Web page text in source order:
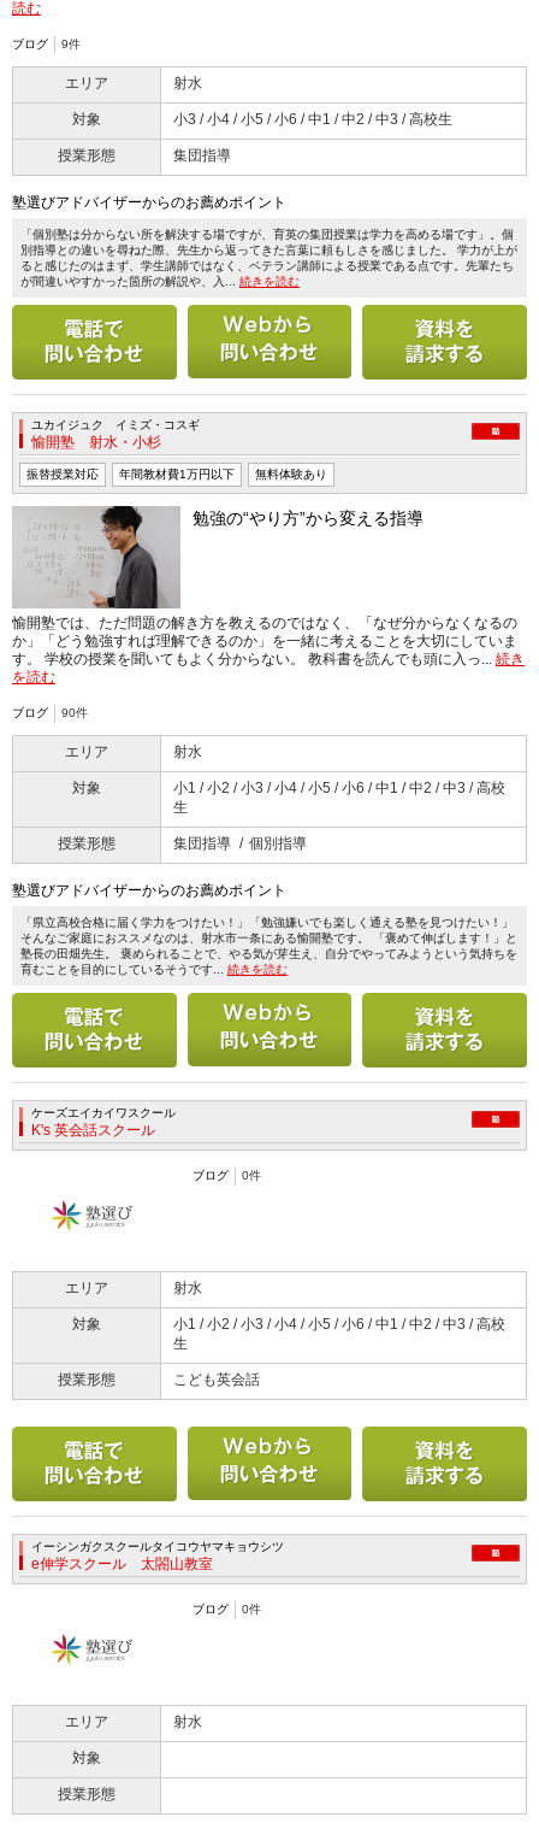
読む
ブログ 9件
エリア 射水
対象 小3 / 小4 / 小5 / 小6 / 中1 / 中2 / 中3 / 高校生
授業形態 集団指導
塾選びアドバイザーからのお薦めポイント
「個別塾は分からない所を解決する場ですが、育英の集団授業は学力を高める場です」。個
別指導との違いを尋ねた際、先生から返ってきた言葉に頼もしさを感じました。 学力が上が
ると感じたのはまず、学生講師ではなく、ベテラン講師による授業である点です。先輩たち
が間違いやすかった箇所の解説や、入... 続きを読む
電話で問い合わせるメールで問い合わせ
ユカイジュク イミズ・コスギ
愉開塾 射水・小杉
振替授業対応 年間教材費1万円以下 無料体験あり
勉強の“やり方”から変える指導
愉開塾では、ただ問題の解き方を教えるのではなく、「なぜ分からなくなるの
か」「どう勉強すれば理解できるのか」を一緒に考えることを大切にしていま
す。 学校の授業を聞いてもよく分からない。 教科書を読んでも頭に入っ... 続き
を読む
ブログ 90件
エリア 射水
対象
小1 / 小2 / 小3 / 小4 / 小5 / 小6 / 中1 / 中2 / 中3 / 高校
生
授業形態 集団指導 個別指導
塾選びアドバイザーからのお薦めポイント
「県立高校合格に届く学力をつけたい！」「勉強嫌いでも楽しく通える塾を見つけたい！」
そんなご家庭におススメなのは、射水市一条にある愉開塾です。 「褒めて伸ばします！」と
塾長の田畑先生。 褒められることで、やる気が芽生え、自分でやってみようという気持ちを
育むことを目的にしているそうです... 続きを読む
電話で問い合わせるメールで問い合わせ
ケーズエイカイワスクール
K's 英会話スクール
ブログ 0件
エリア 射水
対象
小1 / 小2 / 小3 / 小4 / 小5 / 小6 / 中1 / 中2 / 中3 / 高校
生
授業形態 こども英会話
電話で問い合わせるメールで問い合わせ
イーシンガクスクールタイコウヤマキョウシツ
e伸学スクール 太閤山教室
ブログ 0件
エリア 射水
対象
授業形態